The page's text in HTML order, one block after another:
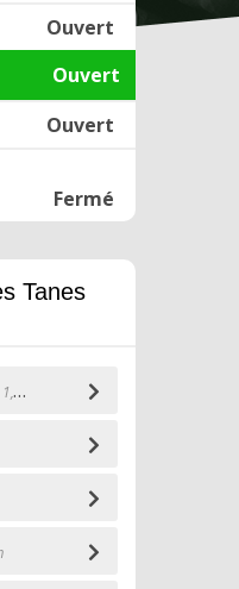
Ouvert
Ouvert
Ouvert
Fermé
Tanes
1,25 Km